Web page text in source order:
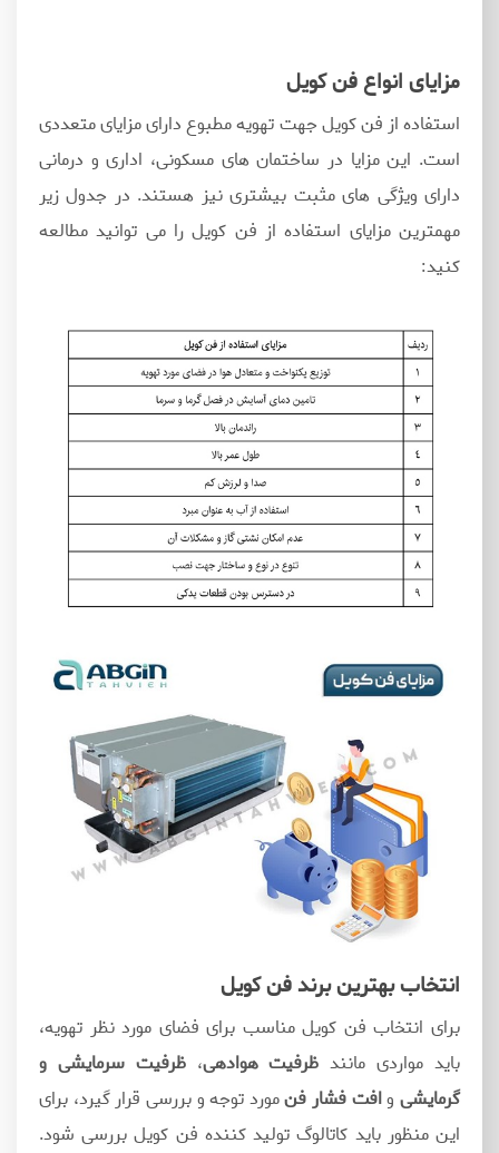
مزایای انواع فن کویل
استفاده از فن کویل جهت تهویه مطبوع دارای مزایای متعددی
است. این مزایا در ساختمان های مسکونی، اداری و درمانی
دارای ویژگی های مثبت بیشتری نیز هستند. در جدول زیر
مهمترین مزایای استفاده از فن کویل را می توانید مطالعه
کنید:
انتخاب بهترین برند فن کویل
برای انتخاب فن کویل مناسب برای فضای مورد نظر تهویه،
باید مواردی مانند ظرفیت هوادهی،ظرفیت سرمایشی و
گرمایشیوافتفشار فنمورد توجه و بررسی قرار گیرد، برای
این منظور باید کاتالوگ تولید کننده فن کویل بررسی شود.